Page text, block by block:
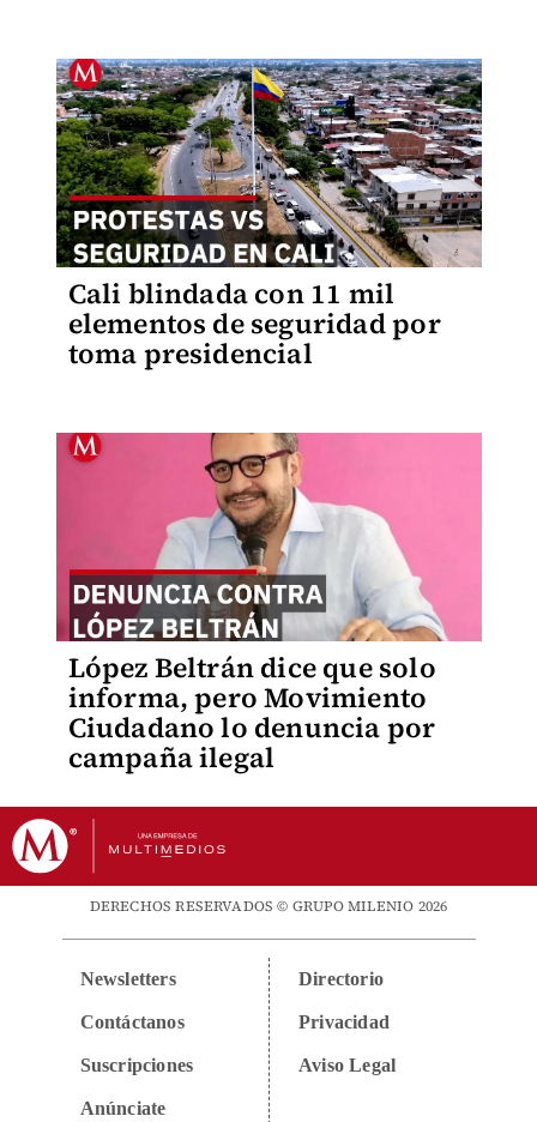
Cali blindada con 11 mil
elementos de seguridad por
toma presidencial
López Beltrán dice que solo
informa, pero Movimiento
Ciudadano lo denuncia por
campaña ilegal
DERECHOS RESERVADOS © GRUPO MILENIO 2026
Newsletters
Contáctanos
Suscripciones
Anúnciate
Directorio
Privacidad
Aviso Legal